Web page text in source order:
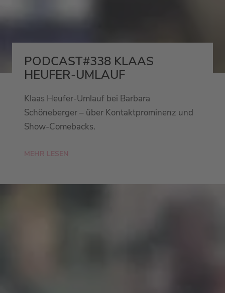
PODCAST#338 KLAAS
HEUFER-UMLAUF
Klaas Heufer-Umlauf bei Barbara
Schöneberger – über Kontaktprominenz und
Show-Comebacks.
MEHR LESEN